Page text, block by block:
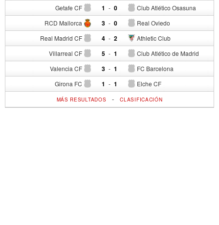
Getafe CF 1 - Club Atlético Osasuna
0
RCD Mallorca 3 - Real Oviedo
0
Real Madrid CF 4 - Athletic Club
2
Villarreal CF 5 - Club Atlético de Madrid
1
Valencia CF 3 - FC Barcelona
1
Girona FC 1 - Elche CF
1
MÁS RESULTADOS -CLASIFICACIÓN